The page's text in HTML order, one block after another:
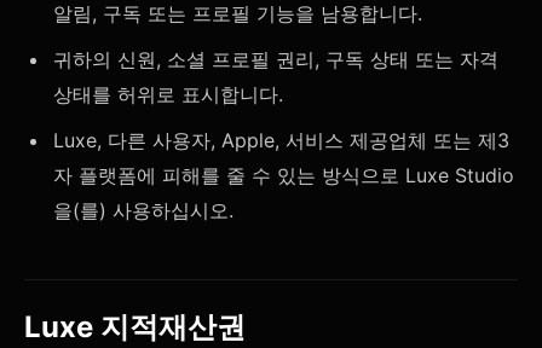
알림, 구독 또는 프로필 기능을 남용합니다.
귀하의 신원, 소셜 프로필 권리, 구독 상태 또는 자격
상태를 허위로 표시합니다.
Luxe, 다른 사용자, Apple, 서비스 제공업체 또는 제3
자 플랫폼에 피해를 줄 수 있는 방식으로 Luxe Studio
을(를) 사용하십시오.
Luxe 지적재산권